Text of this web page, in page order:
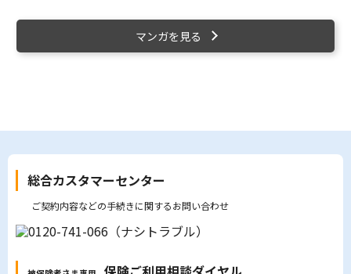
マンガを見る
総合カスタマーセンター
ご契約内容などの手続きに関するお問い合わせ